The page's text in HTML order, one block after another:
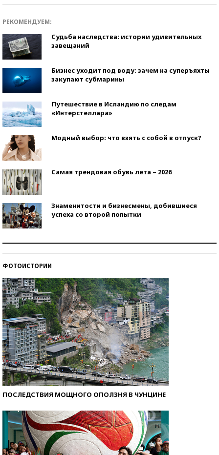
РЕКОМЕНДУЕМ:
Судьба наследства: истории удивительных
завещаний
Бизнес уходит под воду: зачем на суперъяхты
закупают субмарины
Путешествие в Исландию по следам
«Интерстеллара»
Модный выбор: что взять с собой в отпуск?
Самая трендовая обувь лета – 2026
Знаменитости и бизнесмены, добившиеся
успеха со второй попытки
ФОТОИСТОРИИ
ПОСЛЕДСТВИЯ МОЩНОГО ОПОЛЗНЯ В ЧУНЦИНЕ